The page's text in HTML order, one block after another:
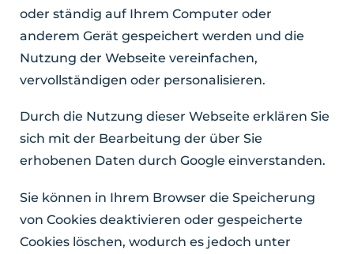
oder ständig auf Ihrem Computer oder
anderem Gerät gespeichert werden und die
Nutzung der Webseite vereinfachen,
vervollständigen oder personalisieren.
Durch die Nutzung dieser Webseite erklären Sie
sich mit der Bearbeitung der über Sie
erhobenen Daten durch Google einverstanden.
Sie können in Ihrem Browser die Speicherung
von Cookies deaktivieren oder gespeicherte
Cookies löschen, wodurch es jedoch unter